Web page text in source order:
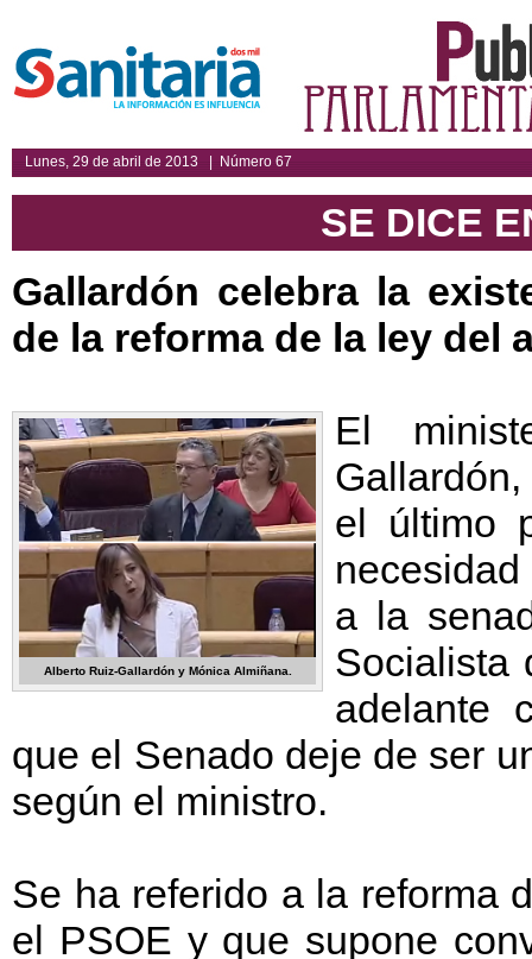
Lunes, 29 de abril de 2013 | Número 67
SE DICE
Gallardón celebra la
de la reforma de la ley del
Alberto Ruiz-Gallardón y Mónica Almiñana.
El
el último
a la
Socialista
adelante
que el Senado deje de ser
según el ministro.
Se ha referido a la reforma
el PSOE y que supone